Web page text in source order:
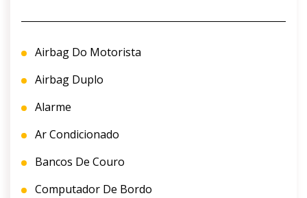
Airbag Do Motorista
Airbag Duplo
Alarme
Ar Condicionado
Bancos De Couro
Computador De Bordo